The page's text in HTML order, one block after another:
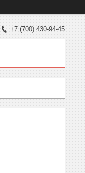
+7 (700) 430-94-45